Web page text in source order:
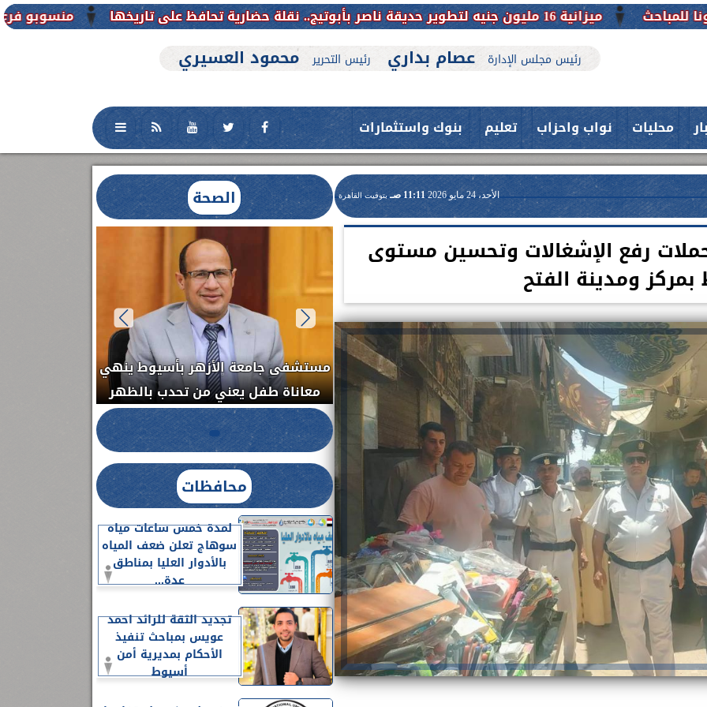
منسوبو فرع جامعة الأزهر للوجه
رئيس مجلس الإدارة عصام بداري رئيس التحرير محمود العسيري
محليات نواب واحزاب تعليم بنوك واستثمارات
الأحد، 24 مايو 2026 11:11 صـ بتوقيت القاهرة
رفع الإشغالات وتحسين مستوى
بمركز ومدينة الفتح
الصحة
العلاج الحر بمنفلوط بالتعاون مع هيئة
الدواء المصرية يشن حملة رقابية مكبرة
لضبط المنشآت الطبية المخالفة.....
حدث بمستشفيات جامعة اسيوط....
فريق طبي بقسم الأنف والأذن
والحنجرة ينجح في استئصال ورم خبيث
من...
اعلن الدكتور طارق على ، القائم بأعمال
رئيس جامعة بني سويف نجاحاً طبياً
جديد بمستشفيات الجامعة...
محافظات
لمدة خمس ساعات مياه
سوهاج تعلن ضعف المياه
بالأدوار العليا بمناطق
عدة...
تجديد الثقة للرائد احمد
عويس بمباحث تنفيذ
الأحكام بمديرية أمن
أسيوط